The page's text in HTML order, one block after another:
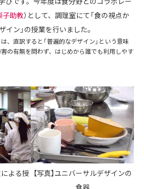
子助教）として、調理室にて「食の視点か
ン」の授業を行いました。
、直訳すると「普遍的なデザイン」という意味
の有無を問わず、はじめから誰でも利用しやす
による授 【写真】ユニバーサルデザインの
食器